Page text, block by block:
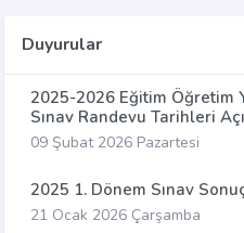
Duyurular
2025-2026 Eğitim Öğretim
Sınav Randevu Tarihleri
09 Şubat 2026 Pazartesi
2025 1. Dönem Sınav
21 Ocak 2026 Çarşamba